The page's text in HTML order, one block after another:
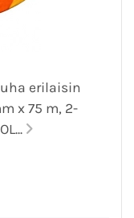
erilaisin
x 75 m, 2-